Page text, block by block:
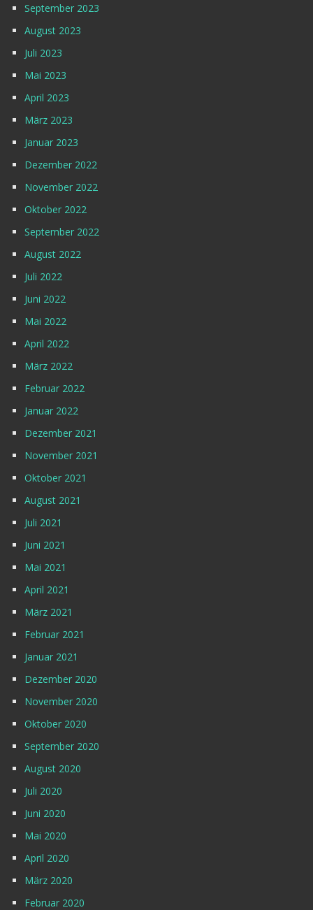
September 2023
August 2023
Juli 2023
Mai 2023
April 2023
März 2023
Januar 2023
Dezember 2022
November 2022
Oktober 2022
September 2022
August 2022
Juli 2022
Juni 2022
Mai 2022
April 2022
März 2022
Februar 2022
Januar 2022
Dezember 2021
November 2021
Oktober 2021
August 2021
Juli 2021
Juni 2021
Mai 2021
April 2021
März 2021
Februar 2021
Januar 2021
Dezember 2020
November 2020
Oktober 2020
September 2020
August 2020
Juli 2020
Juni 2020
Mai 2020
April 2020
März 2020
Februar 2020